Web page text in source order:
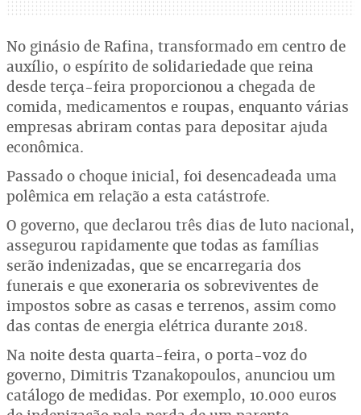
No ginásio de Rafina, transformado em centro de
auxílio, o espírito de solidariedade que reina
desde terça-feira proporcionou a chegada de
comida, medicamentos e roupas, enquanto várias
empresas abriram contas para depositar ajuda
econômica.
Passado o choque inicial, foi desencadeada uma
polêmica em relação a esta catástrofe.
O governo, que declarou três dias de luto nacional,
assegurou rapidamente que todas as famílias
serão indenizadas, que se encarregaria dos
funerais e que exoneraria os sobreviventes de
impostos sobre as casas e terrenos, assim como
das contas de energia elétrica durante 2018.
Na noite desta quarta-feira, o porta-voz do
governo, Dimitris Tzanakopoulos, anunciou um
catálogo de medidas. Por exemplo, 10.000 euros